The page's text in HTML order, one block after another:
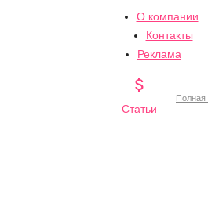
О компании
Контакты
Реклама

Статьи
Полная